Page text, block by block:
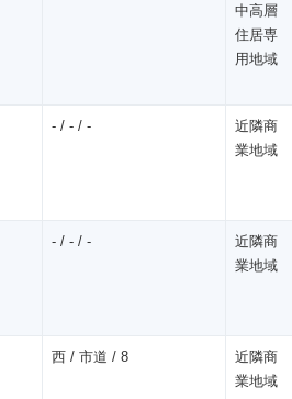
中高層
住居専
用地域
- / - / -
近隣商
業地域
- / - / -
近隣商
業地域
西 / 市道 / 8
近隣商
業地域